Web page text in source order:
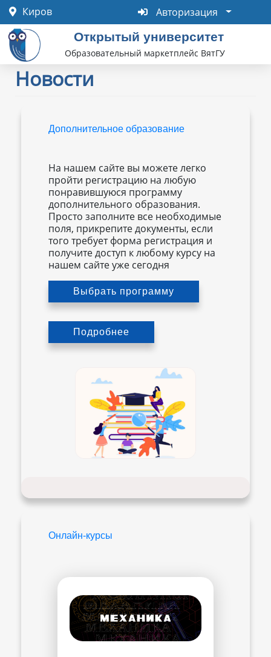
Перейти
основному
содержанию
Киров Авторизация
Авторизация
Открытый университет
Образовательный маркетплейс ВятГУ
Новости
Дополнительное образование
На нашем сайте вы можете легко
пройти регистрацию на любую
понравившуюся программу
дополнительного образования.
Просто заполните все необходимые
поля, прикрепите документы, если
того требует форма регистрация и
получите доступ к любому курсу на
нашем сайте уже сегодня
Выбрать программу
Подробнее
Онлайн-курсы